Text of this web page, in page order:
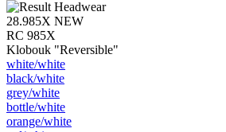
28.985X NEW
RC 985X
Klobouk "Reversible"
white/​white
black/​white
grey/​white
bottle/​white
orange/​white